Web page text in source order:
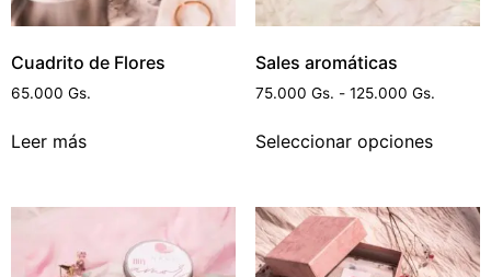
Cuadrito de Flores
65.000 Gs.
Leer más
Sales aromáticas
75.000 Gs. - 125.000 Gs.
Seleccionar opciones